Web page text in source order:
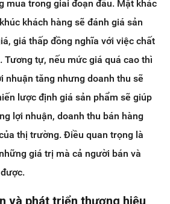
mua trong giai đoạn đầu. Mặt khác
khách hàng sẽ đánh giá sản
giá thấp đồng nghĩa với việc chất
Tương tự, nếu mức giá quá cao thì
nhuận tăng nhưng doanh thu sẽ
lược định giá sản phẩm sẽ giúp
lợi nhuận, doanh thu bán hàng
thị trường. Điều quan trọng là
giá trị mà cả người bán và
và phát triển thương hiệu